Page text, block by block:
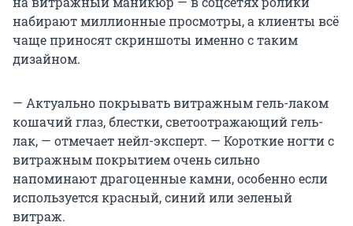
набирают миллионные просмотры, а клиенты всё
чаще приносят скриншоты именно с таким
дизайном.
— Актуально покрывать витражным гель-лаком
кошачий глаз, блестки, светоотражающий гель-
лак, — отмечает нейл-эксперт. — Короткие ногти с
витражным покрытием очень сильно
напоминают драгоценные камни, особенно если
используется красный, синий или зеленый
витраж.